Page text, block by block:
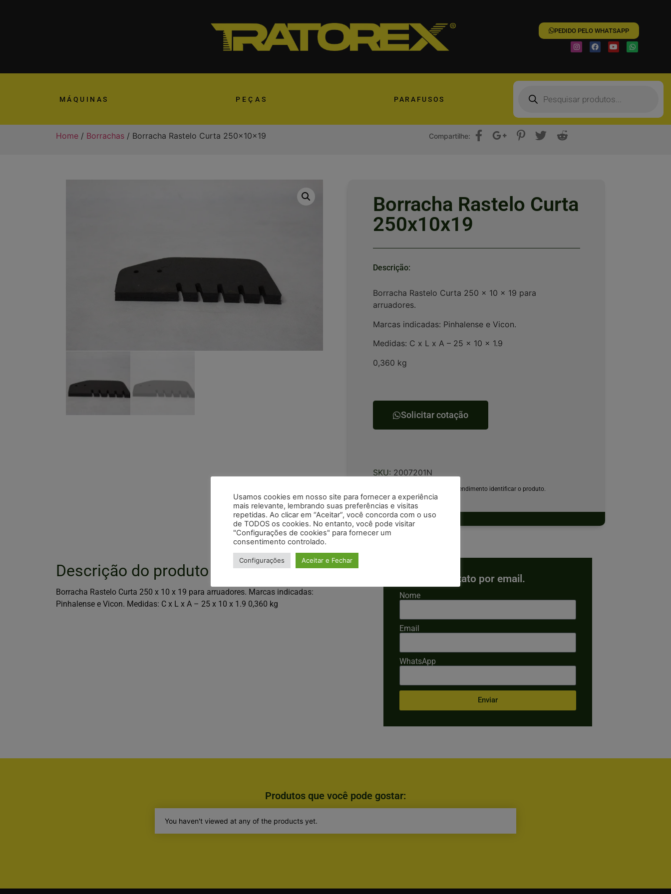
PEDIDO PELO WHATSAPP
MÁQUINAS PEÇAS PARAFUSOS
Home / Borrachas / Borracha Rastelo Curta 250x10x19 Compartilhe:
Borracha Rastelo Curta
250x10x19
Descrição:
Borracha Rastelo Curta 250 x 10 x 19 para
arruadores.
Marcas indicadas: Pinhalense e Vicon.
Medidas: C x L x A – 25 x 10 x 1.9
0,360 kg
Solicitar cotação
SKU: 2007201N
*Informe o código Sku para o atendimento identificar o produto.
Descrição do produto
Borracha Rastelo Curta 250 x 10 x 19 para arruadores. Marcas indicadas:
Pinhalense e Vicon. Medidas: C x L x A – 25 x 10 x 1.9 0,360 kg
Solicitar contato por email.
Nome
Email
WhatsApp
Enviar
Produtos que você pode gostar:
You haven't viewed at any of the products yet.
Usamos cookies em nosso site para fornecer a experiência
mais relevante, lembrando suas preferências e visitas
repetidas. Ao clicar em “Aceitar”, você concorda com o uso
de TODOS os cookies. No entanto, você pode visitar
"Configurações de cookies" para fornecer um
consentimento controlado.
Configurações Aceitar e Fechar